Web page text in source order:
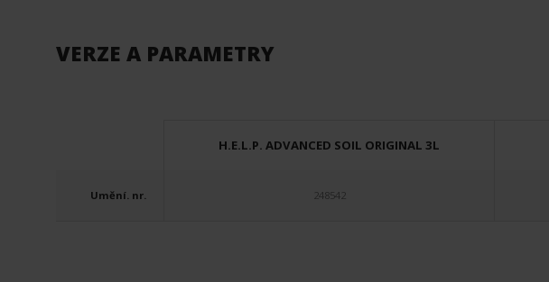
VERZE A PARAMETRY
Umění. nr.
H.E.L.P. ADVANCED SOIL ORIGINAL 3L
248542